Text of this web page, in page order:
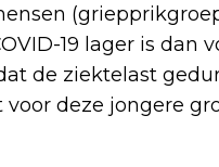
19 lager is dan
de ziektelast
deze jongere